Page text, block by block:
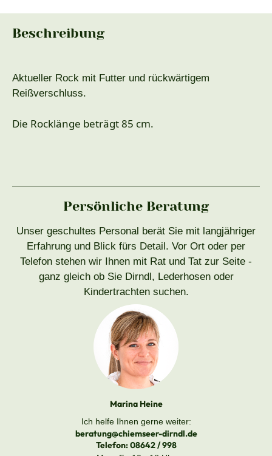
Beschreibung
Aktueller Rock mit Futter und rückwärtigem
Reißverschluss.
Die Rocklänge beträgt 85 cm.
Persönliche Beratung
Unser geschultes Personal berät Sie mit langjähriger
Erfahrung und Blick fürs Detail. Vor Ort oder per
Telefon stehen wir Ihnen mit Rat und Tat zur Seite -
ganz gleich ob Sie Dirndl, Lederhosen oder
Kindertrachten suchen.
Marina Heine
Ich helfe Ihnen gerne weiter:
beratung@chiemseer-dirndl.de
Telefon:08642 / 998